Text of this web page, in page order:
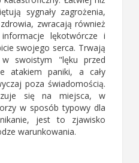
sygnały zagrożenia,
zwracają również
lękotwórcze i
swojego serca. Trwają
swoistym "lęku przed
atakiem paniki, a cały
poza świadomością.
się na miejsca, w
w sposób typowy dla
jest to zjawisko
warunkowania.